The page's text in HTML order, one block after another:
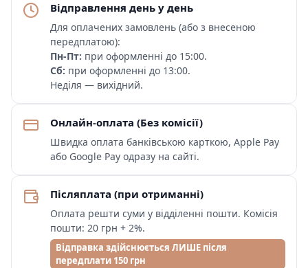
Відправлення день у день
Для оплачених замовлень (або з внесеною
передплатою):
Пн-Пт: при оформленні до 15:00.
Сб: при оформленні до 13:00.
Неділя — вихідний.
Онлайн-оплата (Без комісії)
Швидка оплата банківською карткою, Apple Pay
або Google Pay одразу на сайті.
Післяплата (при отриманні)
Оплата решти суми у відділенні пошти. Комісія
пошти: 20 грн + 2%.
Відправка здійснюється ЛИШЕ після
передплати 150 грн